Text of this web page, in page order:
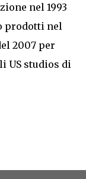
nel 1993
prodotti nel
2007 per
US studios di